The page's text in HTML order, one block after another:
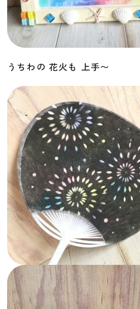
うちわの 花火も 上手〜